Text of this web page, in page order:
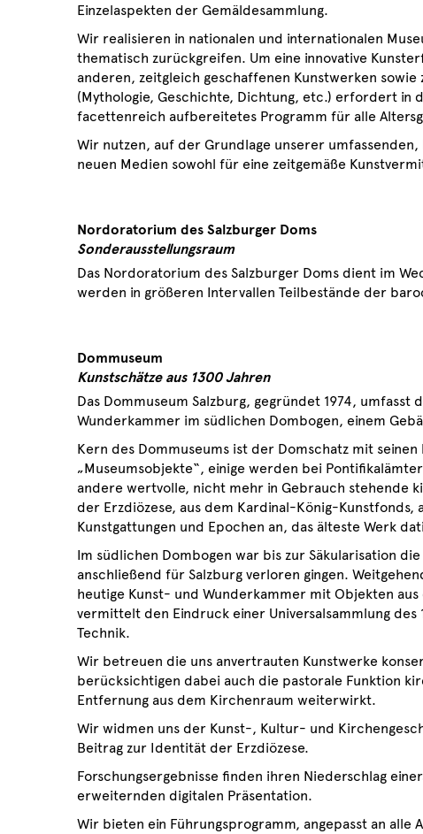
Einzelaspekten der Gemäldesammlung.
Wir realisieren in nationalen und internationalen
thematisch zurückgreifen. Um eine innovative
anderen, zeitgleich geschaffenen Kunstwerken
(Mythologie, Geschichte, Dichtung, etc.) erfordert in
facettenreich aufbereitetes Programm für alle
Wir nutzen, auf der Grundlage unserer
neuen Medien sowohl für eine zeitgemäße
Nordoratorium des Salzburger Doms
Sonderausstellungsraum
Das Nordoratorium des Salzburger Doms dient im
werden in größeren Intervallen Teilbestände der
Dommuseum
Kunstschätze aus 1300 Jahren
Das Dommuseum Salzburg, gegründet 1974,
Wunderkammer im südlichen Dombogen, einem
Kern des Dommuseums ist der Domschatz mit
„Museumsobjekte“, einige werden bei
andere wertvolle, nicht mehr in Gebrauch stehende
der Erzdiözese, aus dem Kardinal-König-
Kunstgattungen und Epochen an, das älteste Werk
Im südlichen Dombogen war bis zur Säkularisation
anschließend für Salzburg verloren gingen.
heutige Kunst- und Wunderkammer mit Objekten
vermittelt den Eindruck einer Universalsammlung
Technik.
Wir betreuen die uns anvertrauten Kunstwerke
berücksichtigen dabei auch die pastorale Funktion
Entfernung aus dem Kirchenraum weiterwirkt.
Wir widmen uns der Kunst-, Kultur- und
Beitrag zur Identität der Erzdiözese.
Forschungsergebnisse finden ihren Niederschlag
erweiternden digitalen Präsentation.
Wir bieten ein Führungsprogramm, angepasst an alle